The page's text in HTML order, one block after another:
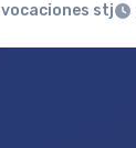
vocaciones stj